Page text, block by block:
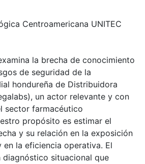
Centroamericana UNITEC
la brecha de conocimiento
de seguridad de la
hondureña de Distribuidora
un actor relevante y con
sector farmacéutico
propósito es estimar el
y su relación en la exposición
en la eficiencia operativa. El
situacional que